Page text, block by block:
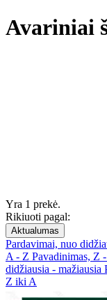
Avariniai
Yra 1 prekė.
Rikiuoti pagal:
Aktualumas
Pardavimai, nuo
A - Z Pavadinimas, Z
didžiausia - mažiausia
Z iki A